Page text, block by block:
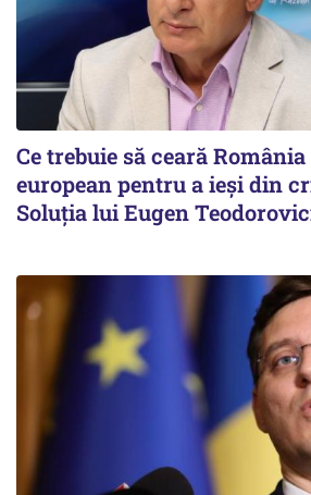
Ce trebuie să ceară
european pentru a ieși din
Soluția lui Eugen